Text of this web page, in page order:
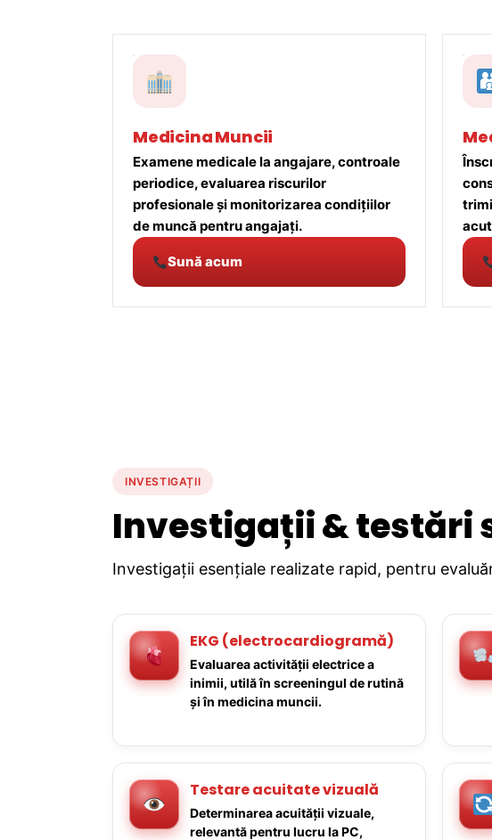
Medicina Muncii
Examene medicale la angajare, controale
periodice, evaluarea riscurilor
profesionale și monitorizarea condițiilor
de muncă pentru angajați.
Sună acum
INVESTIGAȚII
Investigații & testări
Investigații esențiale realizate rapid, pentru
EKG (electrocardiogramă)
Evaluarea activității electrice a
inimii, utilă în screeningul de rutină
și în medicina muncii.
Testare acuitate vizuală
Determinarea acuității vizuale,
relevantă pentru lucru la PC,